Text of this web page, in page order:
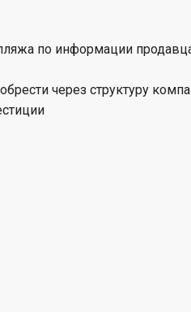
по информации
через структуру